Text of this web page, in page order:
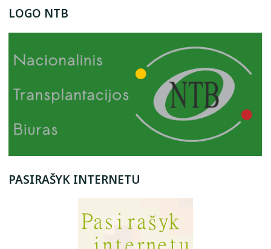
LOGO NTB
PASIRAŠYK INTERNETU